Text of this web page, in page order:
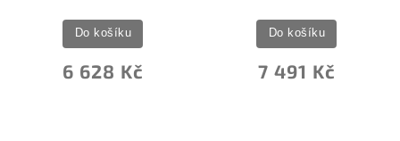
6 628 Kč
Do košíku
7 491 Kč
Do košíku